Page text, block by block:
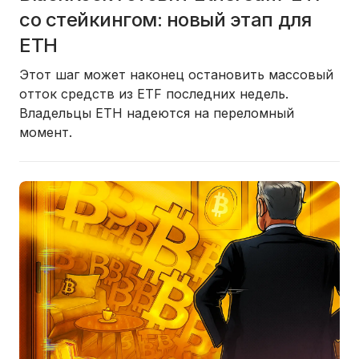
со стейкингом: новый этап для
ETH
Этот шаг может наконец остановить массовый
отток средств из ETF последних недель.
Владельцы ETH надеются на переломный
момент.